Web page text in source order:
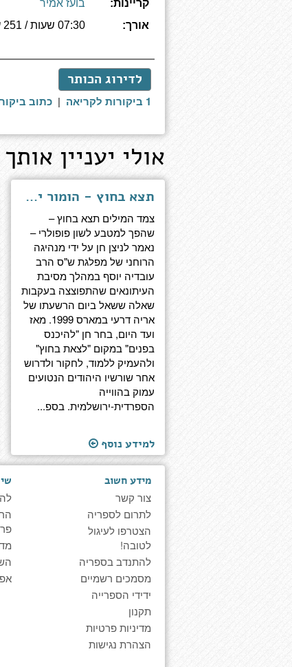
קריינות:
בועז אמיר
אורך:
07:30 שעות / 251 עמודים
לדירוג הכותר
1 ביקורות לקריאה | כתוב
אולי יעניין
תצא בחוץ - הומור יהודי מבית אבא
צמד המילים תצא בחוץ –
שהפך למטבע לשון פופולרי –
נאמר לניצן חן על ידי מנהיגה
הרוחני של מפלגת ש"ס הרב
עובדיה יוסף במהלך מסיבת
העיתונאים שהתפוצצה בעקבות
שאלה ששאל ביום הרשעתו של
אריה דרעי במארס 1999. מאז
ועד היום, בחר חן "להיכנס
בפנים" במקום "לצאת בחוץ"
ולהעמיק ללמוד, לחקור ולדרוש
אחר שורשיו היהודים הנטועים
עמוק בהווייה
הספרדית-ירושלמית. בספ...
למידע נוסף
מידע חשוב
צור קשר
לתרום לספריה
הצטרפו לעיגול
לטובה!
להתנדב בספריה
מסמכים רשמיים
ידידי הספרייה
תקנון
מדיניות פרטיות
הצהרת נגישות